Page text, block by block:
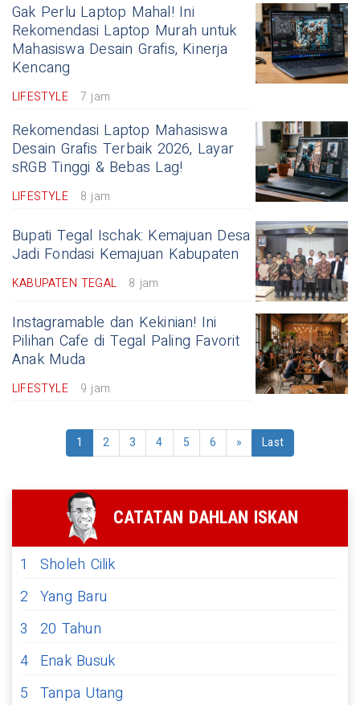
Gak Perlu Laptop Mahal! Ini
Rekomendasi Laptop Murah untuk
Mahasiswa Desain Grafis, Kinerja
Kencang
LIFESTYLE 7 jam
Rekomendasi Laptop Mahasiswa
Desain Grafis Terbaik 2026, Layar
sRGB Tinggi & Bebas Lag!
LIFESTYLE 8 jam
Bupati Tegal Ischak: Kemajuan Desa
Jadi Fondasi Kemajuan Kabupaten
KABUPATEN TEGAL 8 jam
Instagramable dan Kekinian! Ini
Pilihan Cafe di Tegal Paling Favorit
Anak Muda
LIFESTYLE 9 jam
1 2 3 4 5 6 » Last
CATATAN DAHLAN ISKAN
1
Sholeh Cilik
2 Yang Baru
3
20 Tahun
4 Enak Busuk
5 Tanpa Utang